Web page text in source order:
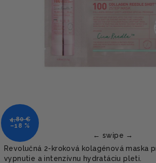
Revolučná 2-kroková kolagénová maska
vypnutie a intenzívnu hydratáciu pleti.
4,80 €
–18 %